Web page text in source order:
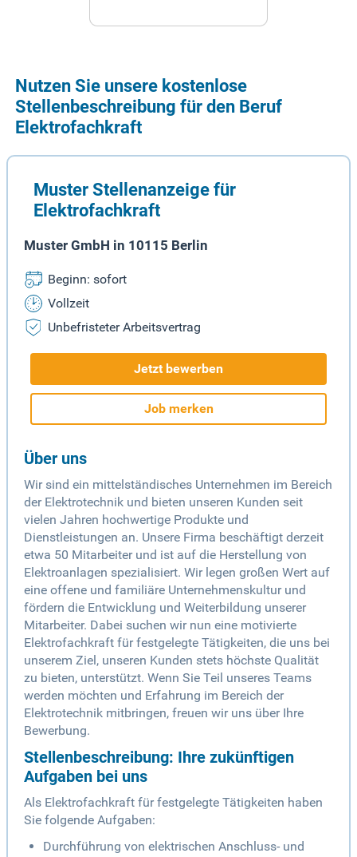
Nutzen Sie unsere kostenlose
Stellenbeschreibung für den Beruf
Elektrofachkraft
Muster Stellenanzeige für
Elektrofachkraft
Muster GmbH in 10115 Berlin
Beginn: sofort
Vollzeit
Unbefristeter Arbeitsvertrag
Jetzt bewerben
Job merken
Über uns
Wir sind ein mittelständisches Unternehmen im Bereich
der Elektrotechnik und bieten unseren Kunden seit
vielen Jahren hochwertige Produkte und
Dienstleistungen an. Unsere Firma beschäftigt derzeit
etwa 50 Mitarbeiter und ist auf die Herstellung von
Elektroanlagen spezialisiert. Wir legen großen Wert auf
eine offene und familiäre Unternehmenskultur und
fördern die Entwicklung und Weiterbildung unserer
Mitarbeiter. Dabei suchen wir nun eine motivierte
Elektrofachkraft für festgelegte Tätigkeiten, die uns bei
unserem Ziel, unseren Kunden stets höchste Qualität
zu bieten, unterstützt. Wenn Sie Teil unseres Teams
werden möchten und Erfahrung im Bereich der
Elektrotechnik mitbringen, freuen wir uns über Ihre
Bewerbung.
Stellenbeschreibung: Ihre zukünftigen
Aufgaben bei uns
Als Elektrofachkraft für festgelegte Tätigkeiten haben
Sie folgende Aufgaben:
Durchführung von elektrischen Anschluss- und